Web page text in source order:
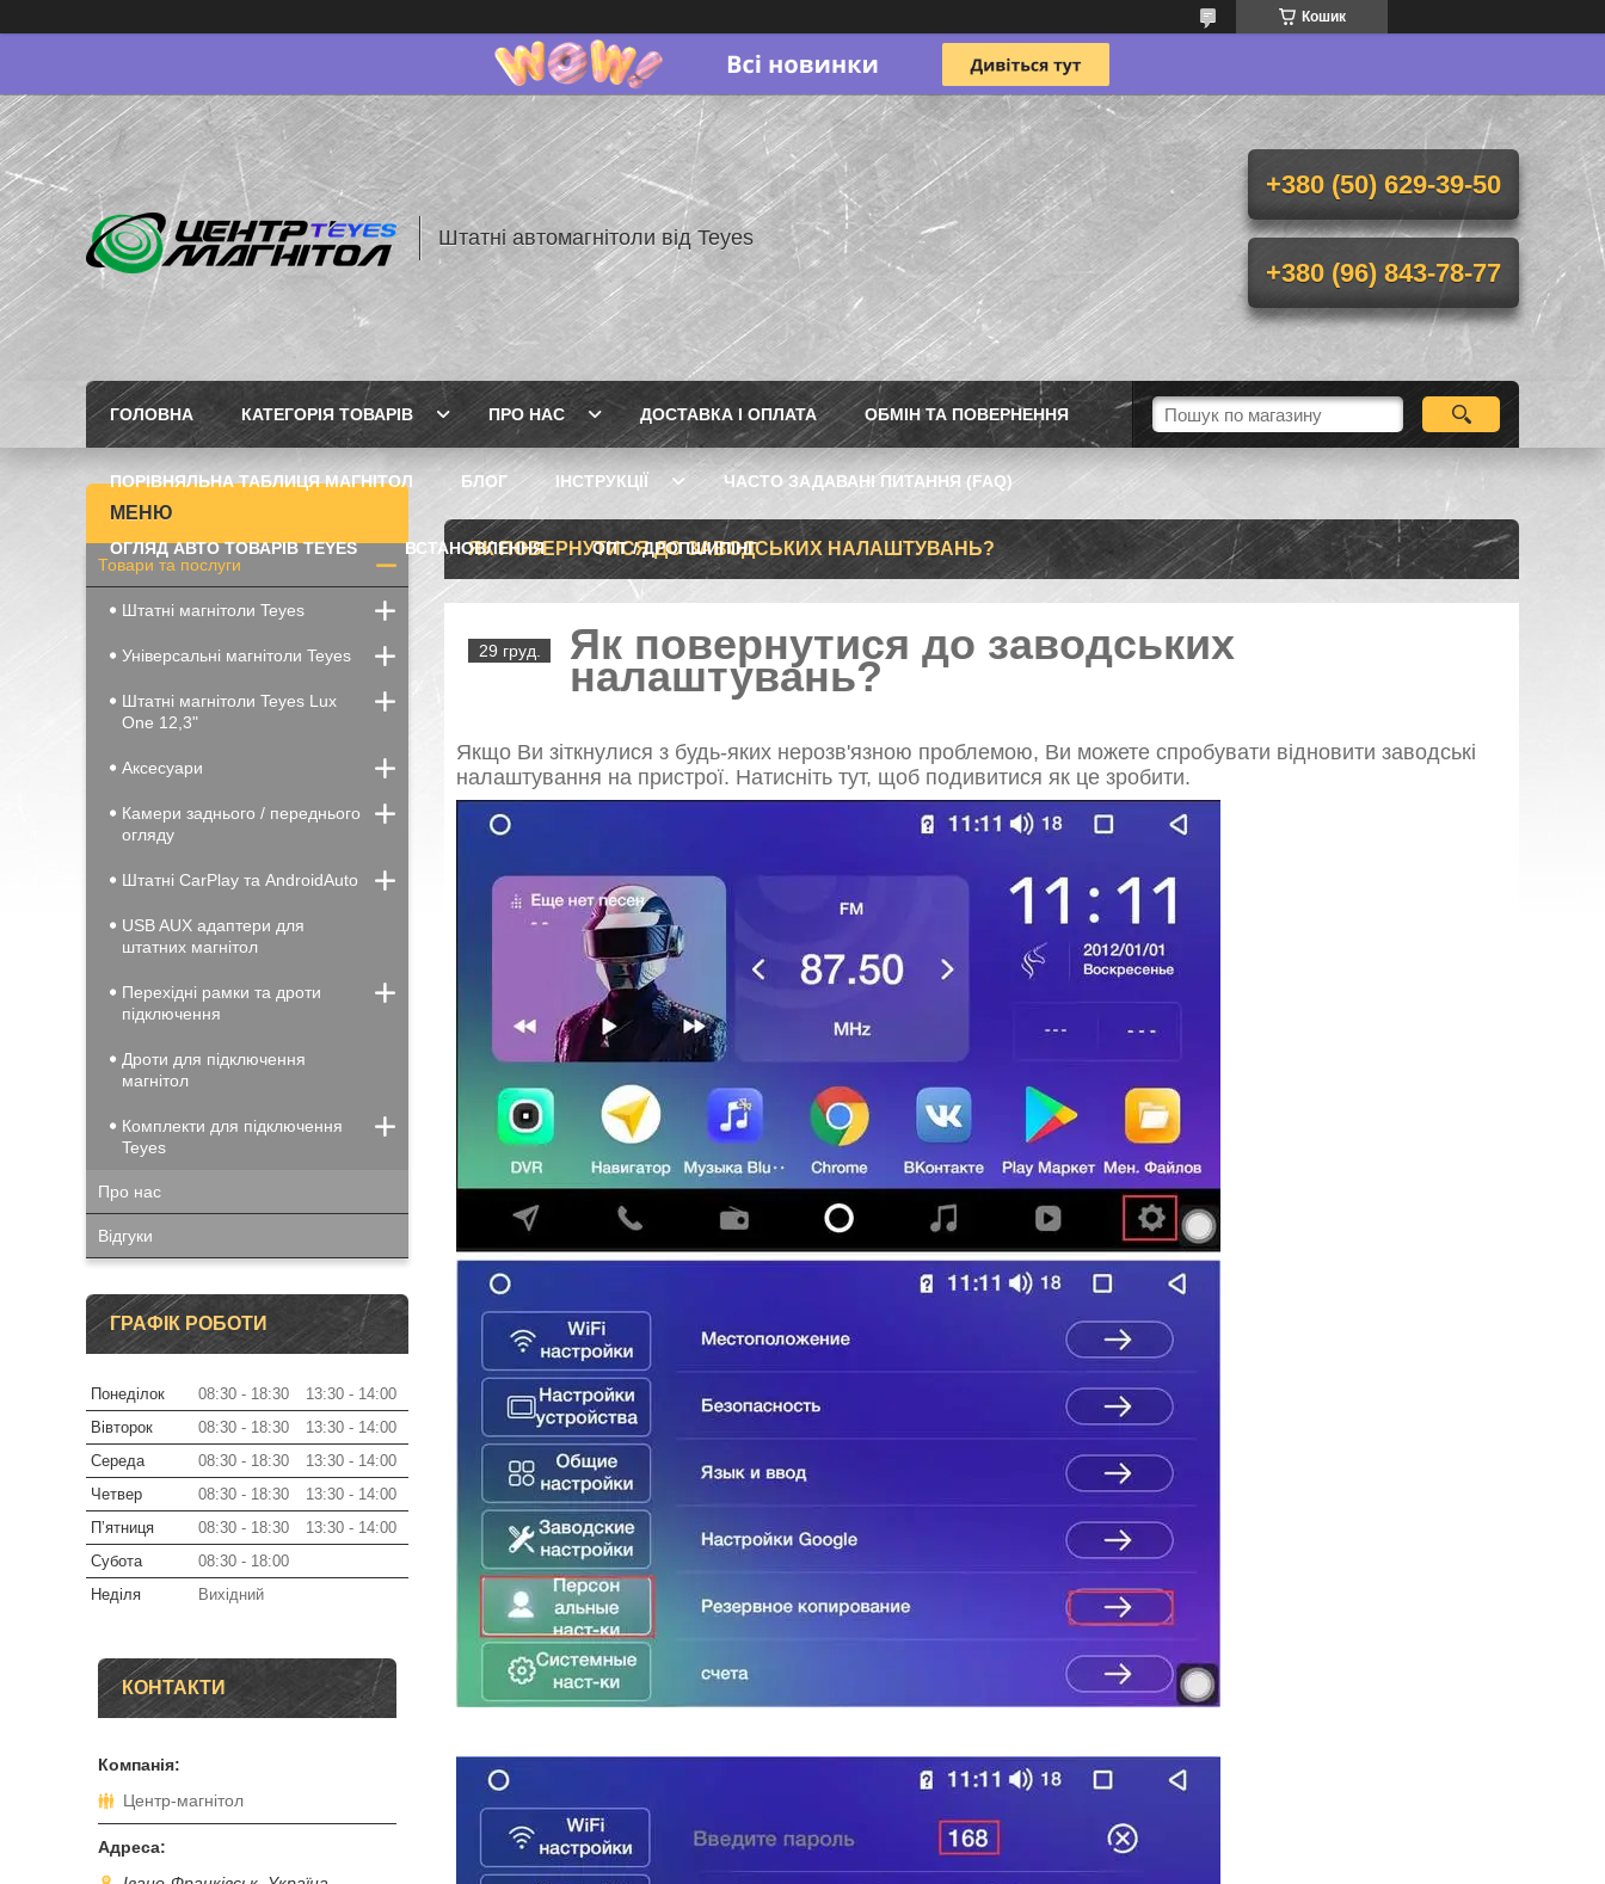
Кошик
Штатні автомагнітоли від Teyes
+380 (50) 629-39-50
+380 (96) 843-78-77
ГОЛОВНА КАТЕГОРІЯ ТОВАРІВ ПРО НАС ДОСТАВКА І ОПЛАТА ОБМІН ТА ПОВЕРНЕННЯ
ПОРІВНЯЛЬНА ТАБЛИЦЯ МАГНІТОЛ БЛОГ ІНСТРУКЦІЇ ЧАСТО ЗАДАВАНІ ПИТАННЯ (FAQ)
ОГЛЯД АВТО ТОВАРІВ TEYES ВСТАНОВЛЕННЯ ОПТ / ДРОПШИПІНГ
ЯК ПОВЕРНУТИСЯ ДО ЗАВОДСЬКИХ НАЛАШТУВАНЬ?
29 груд. Як повернутися до заводських
налаштувань?
Якщо Ви зіткнулися з будь-яких нерозв'язною проблемою, Ви можете спробувати відновити заводські
налаштування на пристрої. Натисніть тут, щоб подивитися як це зробити.
Товари та послуги
Штатні магнітоли Teyes
Універсальні магнітоли Teyes
Штатні магнітоли Teyes Lux
One 12,3"
Аксесуари
Камери заднього / переднього
огляду
Штатні CarPlay та AndroidAuto
USB AUX адаптери для
штатних магнітол
Перехідні рамки та дроти
підключення
Дроти для підключення
магнітол
Комплекти для підключення
Teyes
Про нас
Відгуки
ГРАФІК РОБОТИ
Понеділок 08:30 18:30 13:30
14:00
Вівторок
08:30 18:30 13:30
14:00
Середа
08:30 18:30 13:30
14:00
Четвер
08:30 18:30 13:30
14:00
Пʼятниця
08:30 18:30 13:30
14:00
Субота
08:30
18:00
Неділя
Вихідний
КОНТАКТИ
Центр-магнітол